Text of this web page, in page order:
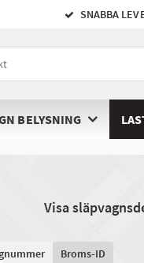
SNABBA
BELYSNING
Visa
Broms-ID